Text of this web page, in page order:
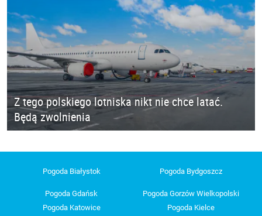
Z tego polskiego lotniska nikt nie chce latać.
Będą zwolnienia
Pogoda Białystok Pogoda Bydgoszcz
Pogoda Gdańsk
Pogoda Gorzów Wielkopolski
Pogoda Katowice
Pogoda Kielce